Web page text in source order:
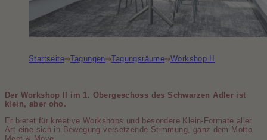
Startseite Tagungen Tagungsräume Workshop II
Der Workshop II im 1. Obergeschoss des Schwarzen Adler ist
klein, aber oho.
Er bietet für kreative Workshops und besondere Klein-Formate aller
Art eine sich in Bewegung versetzende Stimmung, ganz dem Motto